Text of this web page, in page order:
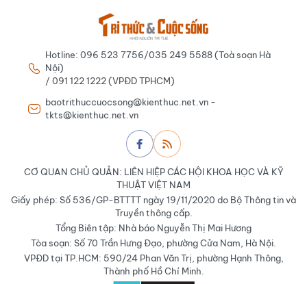
Hotline: 096 523 7756/035 249 5588 (Toà soạn Hà
Nội)
/ 091 122 1222 (VPĐD TPHCM)
baotrithuccuocsong@kienthuc.net.vn -
tkts@kienthuc.net.vn
CƠ QUAN CHỦ QUẢN: LIÊN HIỆP CÁC HỘI KHOA HỌC VÀ KỸ
THUẬT VIỆT NAM
Giấy phép: Số 536/GP-BTTTT ngày 19/11/2020 do Bộ Thông tin và
Truyền thông cấp.
Tổng Biên tập: Nhà báo Nguyễn Thị Mai Hương
Tòa soạn: Số 70 Trần Hưng Đạo, phường Cửa Nam, Hà Nội.
VPĐD tại TP.HCM: 590/24 Phan Văn Trị, phường Hạnh Thông,
Thành phố Hồ Chí Minh.